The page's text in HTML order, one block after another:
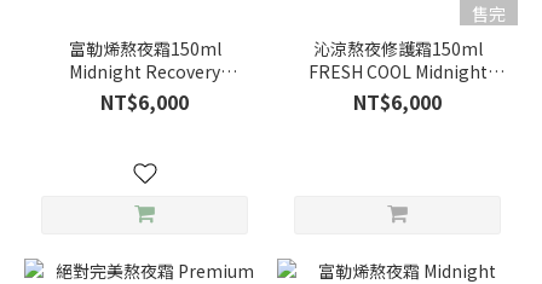
富勒烯熬夜霜150ml
Midnight Recovery
Treatment
NT$6,000
售完
沁涼熬夜修護霜150ml
FRESH COOL Midnight
Recovery Treatment
NT$6,000